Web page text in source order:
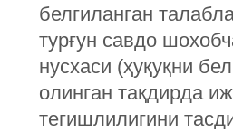
белгиланган
турғун савдо
нусхаси (ҳуқуқни
олинган тақдирда
тегишлилигини